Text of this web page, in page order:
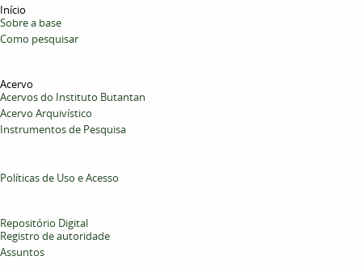
Início
Sobre a base
Como pesquisar
Acervo
Acervos do Instituto Butantan
Acervo Arquivístico
Instrumentos de Pesquisa
Políticas de Uso e Acesso
Repositório Digital
Registro de autoridade
Assuntos